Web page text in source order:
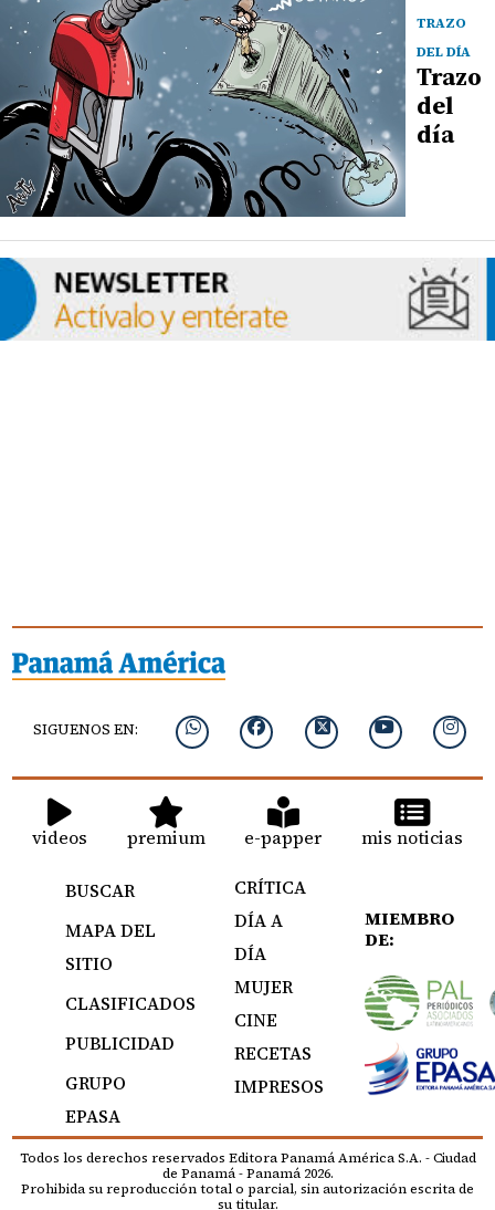
TRAZO
DEL DÍA
Trazo
del
día
SIGUENOS EN:
videos premium e-papper mis noticias
BUSCAR
MAPA DEL
SITIO
CLASIFICADOS
PUBLICIDAD
GRUPO
EPASA
CRÍTICA
DÍA A
DÍA
MUJER
CINE
RECETAS
IMPRESOS
MIEMBRO
DE:
Todos los derechos reservados Editora Panamá América S.A. - Ciudad
de Panamá - Panamá 2026.
Prohibida su reproducción total o parcial, sin autorización escrita de
su titular.